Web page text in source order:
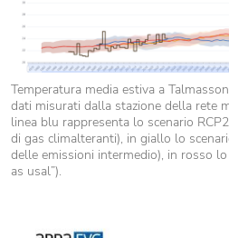
Temperatura media estiva a
dati misurati dalla stazione della rete
linea blu rappresenta lo scenario
di gas climalteranti), in giallo lo
delle emissioni intermedio), in rosso lo
as usal”).